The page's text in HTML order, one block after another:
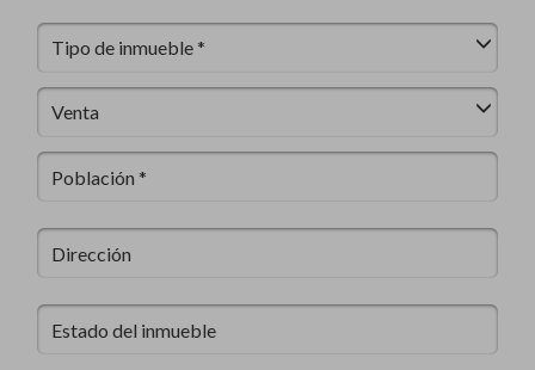
Tipo de inmueble *
Venta